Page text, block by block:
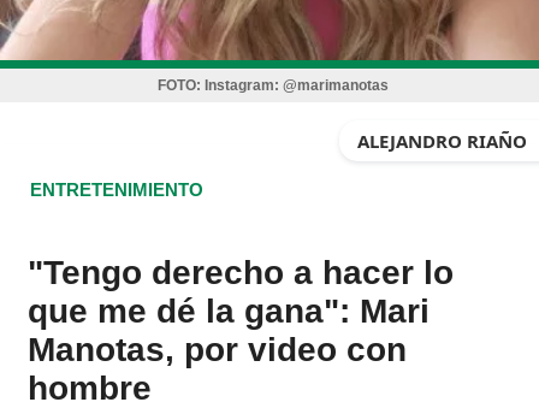
FOTO: Instagram: @marimanotas
ALEJANDRO RIAÑO
ENTRETENIMIENTO
"Tengo derecho a hacer lo
que me dé la gana": Mari
Manotas, por video con
hombre